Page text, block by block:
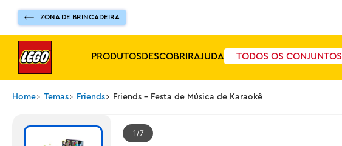
ZONA DE BRINCADEIRA
PRODUTOSDESCOBRIRAJUDA TODOS OS CONJUNTOS
Home Temas Friends Friends - Festa de Música de Karaokê
1 7